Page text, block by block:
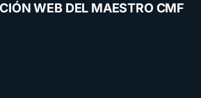
WEB DEL MAESTRO CMF